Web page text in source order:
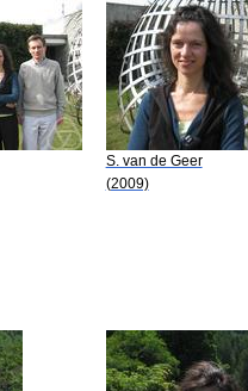
S. van de Geer
(2009)